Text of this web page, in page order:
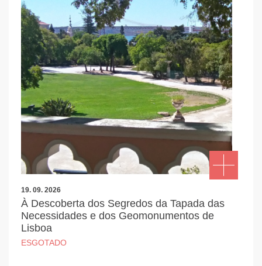
19. 09. 2026
À Descoberta dos Segredos da Tapada das
Necessidades e dos Geomonumentos de
Lisboa
ESGOTADO